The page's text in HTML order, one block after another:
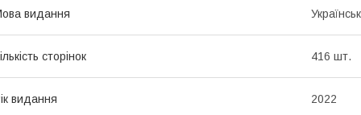
видання
сторінок 416 шт.
видання 2022